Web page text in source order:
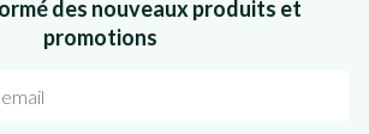
des nouveaux produits et
promotions